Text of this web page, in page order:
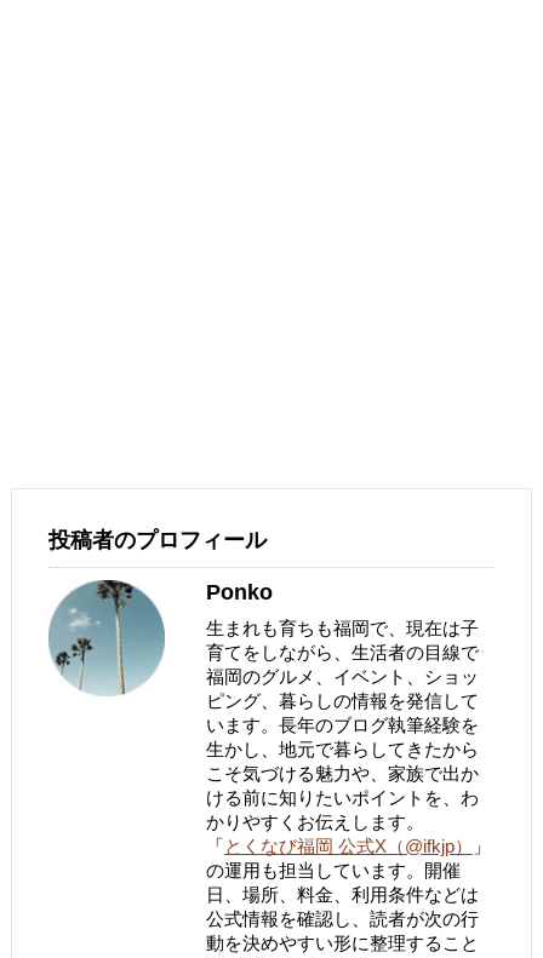
投稿者のプロフィール
Ponko
生まれも育ちも福岡で、現在は子
育てをしながら、生活者の目線で
福岡のグルメ、イベント、ショッ
ピング、暮らしの情報を発信して
います。長年のブログ執筆経験を
生かし、地元で暮らしてきたから
こそ気づける魅力や、家族で出か
ける前に知りたいポイントを、わ
かりやすくお伝えします。
「とくなび福岡 公式X（@ifkjp）
」
の運用も担当しています。開催
日、場所、料金、利用条件などは
公式情報を確認し、読者が次の行
動を決めやすい形に整理すること